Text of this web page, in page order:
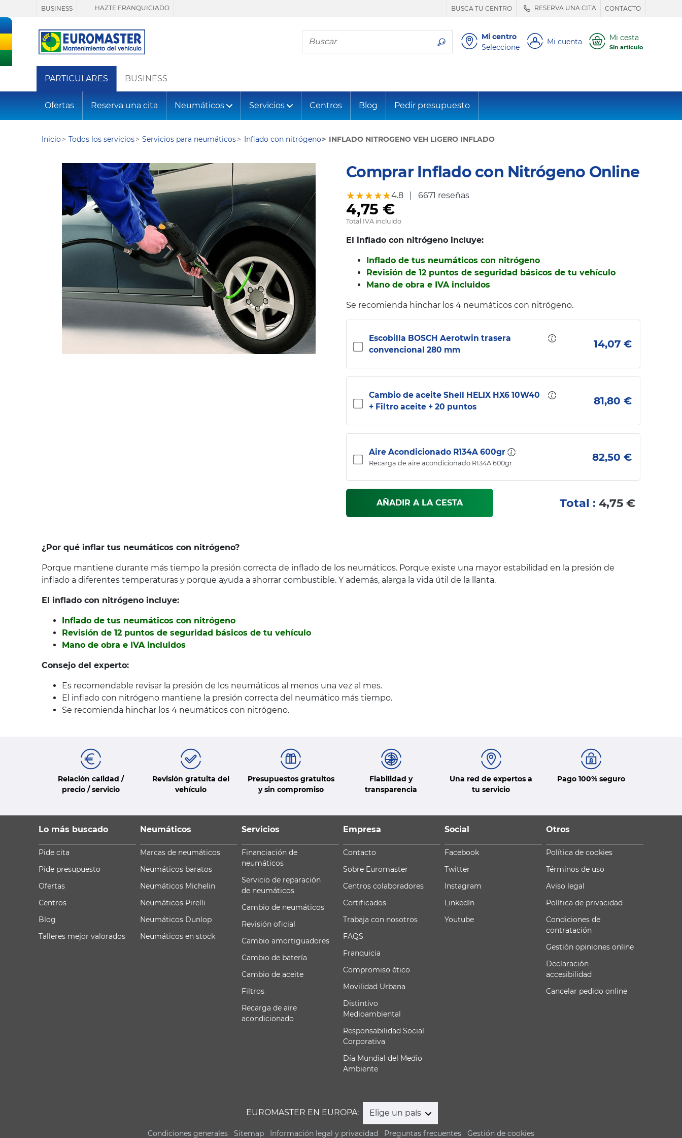
BUSINESS HAZTE FRANQUICIADO BUSCA TU CENTRO RESERVA UNA CITA CONTACTO
Busca tu neumático
Mi centro
Seleccione
Mi cuenta Mi cesta
Sin artículo
PARTICULARES BUSINESS
Ofertas Reserva una cita Neumáticos Servicios Centros Blog Pedir presupuesto
Inicio Todos los servicios Servicios para neumáticos Inflado con nitrógeno INFLADO NITROGENO VEH LIGERO INFLADO
Comprar Inflado con Nitrógeno Online
★★★★★
★★★★★4.8 |6671 reseñas
4,75 €
Total IVA incluido
El inflado con nitrógeno incluye:
Inflado de tus neumáticos con nitrógeno
Revisión de 12 puntos de seguridad básicos de tu vehículo
Mano de obra e IVA incluidos
Se recomienda hinchar los 4 neumáticos con nitrógeno.
Escobilla BOSCH Aerotwin trasera
convencional 280 mm
14,07 €
Cambio de aceite Shell HELIX HX6 10W40
+ Filtro aceite + 20 puntos
81,80 €
Aire Acondicionado R134A 600gr
Recarga de aire acondicionado R134A 600gr 82,50 €
AÑADIR A LA CESTA Total : 4,75 €
¿Por qué inflar tus neumáticos con nitrógeno?
Porque mantiene durante más tiempo la presión correcta de inflado de los neumáticos. Porque existe una mayor estabilidad en la presión de
inflado a diferentes temperaturas y porque ayuda a ahorrar combustible. Y además, alarga la vida útil de la llanta.
El inflado con nitrógeno incluye:
Inflado de tus neumáticos con nitrógeno
Revisión de 12 puntos de seguridad básicos de tu vehículo
Mano de obra e IVA incluidos
Consejo del experto:
Es recomendable revisar la presión de los neumáticos al menos una vez al mes.
El inflado con nitrógeno mantiene la presión correcta del neumático más tiempo.
Se recomienda hinchar los 4 neumáticos con nitrógeno.
Relación calidad /
precio / servicio
Revisión gratuita del
vehículo
Presupuestos gratuitos
y sin compromiso
Fiabilidad y
transparencia
Una red de expertos a
tu servicio
Pago 100% seguro
Lo más buscado
Pide cita
Pide presupuesto
Ofertas
Centros
Blog
Talleres mejor valorados
Neumáticos
Marcas de neumáticos
Neumáticos baratos
Neumáticos Michelin
Neumáticos Pirelli
Neumáticos Dunlop
Neumáticos en stock
Servicios
Financiación de
neumáticos
Servicio de reparación
de neumáticos
Cambio de neumáticos
Revisión oficial
Cambio amortiguadores
Cambio de batería
Cambio de aceite
Filtros
Recarga de aire
acondicionado
Empresa
Contacto
Sobre Euromaster
Centros colaboradores
Certificados
Trabaja con nosotros
FAQS
Franquicia
Compromiso ético
Movilidad Urbana
Distintivo
Medioambiental
Responsabilidad Social
Corporativa
Día Mundial del Medio
Ambiente
Social
Facebook
Twitter
Instagram
LinkedIn
Youtube
Otros
Política de cookies
Términos de uso
Aviso legal
Política de privacidad
Condiciones de
contratación
Gestión opiniones online
Declaración
accesibilidad
Cancelar pedido online
EUROMASTER EN EUROPA: Elige un país
Condiciones generales Sitemap Información legal y privacidad Preguntas frecuentes Gestión de cookies